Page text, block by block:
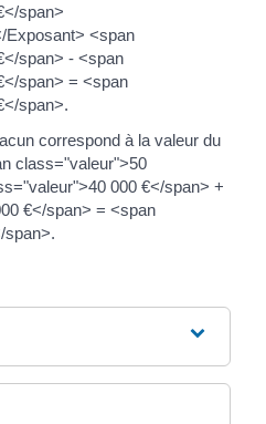
span>
Exposant> <span
span> - <span
span> = <span
span>.
correspond à la valeur du
class="valeur">50
000 €</span> +
€</span> = <span
span>.